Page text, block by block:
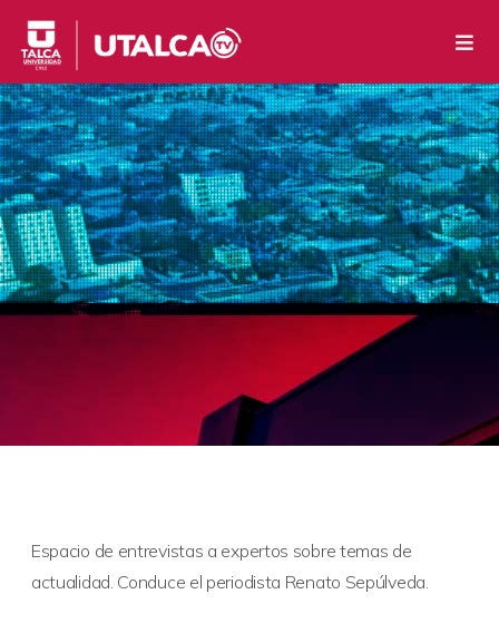
Espacio de entrevistas a expertos sobre temas de
actualidad. Conduce el periodista Renato Sepúlveda.